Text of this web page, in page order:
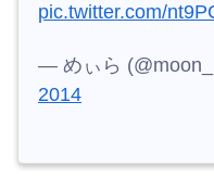
pic.twitter.com/
— めぃら
2014